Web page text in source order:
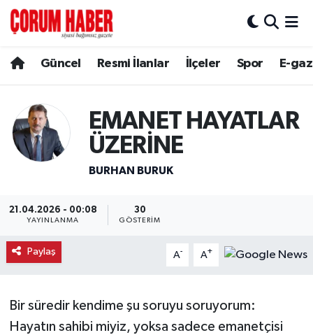
Güncel Resmi İlanlar İlçeler Spor E-
EMANET HAYATLAR
ÜZERİNE
BURHAN BURUK
21.04.2026 - 00:08
YAYINLANMA
30
GÖSTERIM
Paylaş A- A+
Bir süredir kendime şu soruyu soruyorum:
Hayatın sahibi miyiz, yoksa sadece emanetçisi
Spor
Resmi İlanlar
Alaca
Dodurga
İskilip
Hava Durumu
Çorum Namaz Vakitleri
Trafik Durumu
Son Dakika Haberleri
Haber Arşivi